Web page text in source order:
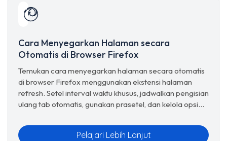
Cara Menyegarkan Halaman secara
Otomatis di Browser Firefox
Temukan cara menyegarkan halaman secara otomatis
di browser Firefox menggunakan ekstensi halaman
refresh. Setel interval waktu khusus, jadwalkan pengisian
ulang tab otomatis, gunakan prasetel, dan kelola opsi
Pelajari Lebih Lanjut